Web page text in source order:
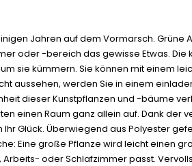
Jahren auf dem Vormarsch.
oder -bereich das gewisse Etwas.
sie kümmern. Sie können mit einem
aussehen, werden Sie in einem
dieser Kunstpflanzen und -bäume
einen Raum ganz allein auf. Dank der
Glück. Überwiegend aus Polyester
Eine große Pflanze wird leicht einen
oder Schlafzimmer passt.